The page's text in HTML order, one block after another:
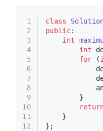
1
2
3
4
5
6
7
8
9
10
11
12
class
public:
int
int
for (
        }
    }
};